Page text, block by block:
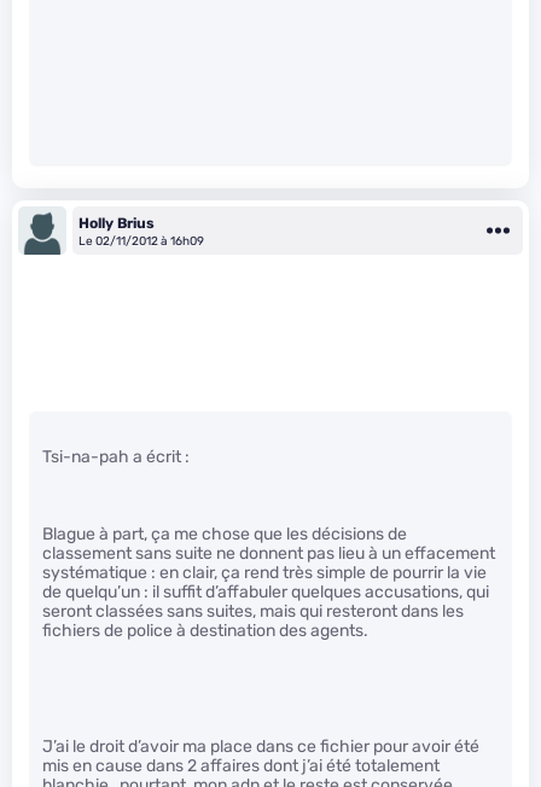
Holly Brius
Le 02/11/2012 à 16h09
Tsi-na-pah a écrit :
Blague à part, ça me chose que les décisions de
classement sans suite ne donnent pas lieu à un effacement
systématique : en clair, ça rend très simple de pourrir la vie
de quelqu’un : il suffit d’affabuler quelques accusations, qui
seront classées sans suites, mais qui resteront dans les
fichiers de police à destination des agents.
J’ai le droit d’avoir ma place dans ce fichier pour avoir été
mis en cause dans 2 affaires dont j’ai été totalement